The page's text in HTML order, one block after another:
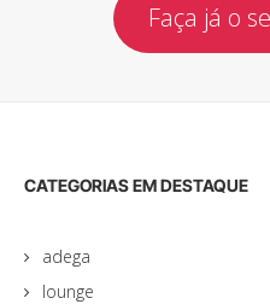
Faça já o
CATEGORIAS EM DESTAQUE
adega
lounge